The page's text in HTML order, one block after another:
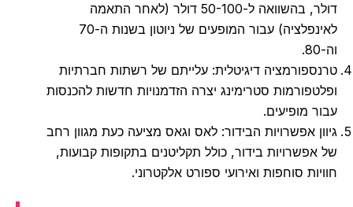
דולר, בהשוואה ל-50-100 דולר (לאחר התאמה
לאינפלציה) עבור המופעים של ניוטון בשנות ה-70
דיגיטלית: עלייתם של רשתות חברתיות
סטרימינג יצרה הזדמנויות חדשות להכנסות
מופיעים.
אפשרויות הבידור: לאס וגאס מציעה כעת מגוון רחב
בידור, כולל תקליטנים בתקופות קבועות,
סוחפות ואירועי ספורט אלקטרוני.